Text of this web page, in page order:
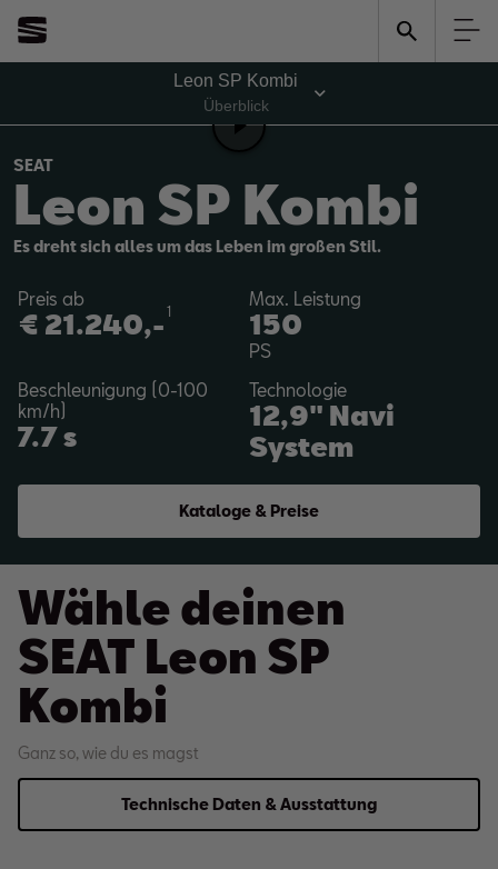
Leon SP Kombi
Überblick
SEAT
Leon SP Kombi
Es dreht sich alles um das Leben im großen Stil.
Preis ab
€ 21.240,- 1
Max. Leistung
150
PS
Beschleunigung (0-100
km/h)
7.7 s
Technologie
12,9" Navi
System
Kataloge & Preise
Wähle deinen
SEAT Leon SP
Kombi
Ganz so, wie du es magst
Technische Daten & Ausstattung